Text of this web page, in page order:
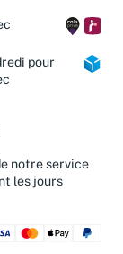
pour
notre service
les jours